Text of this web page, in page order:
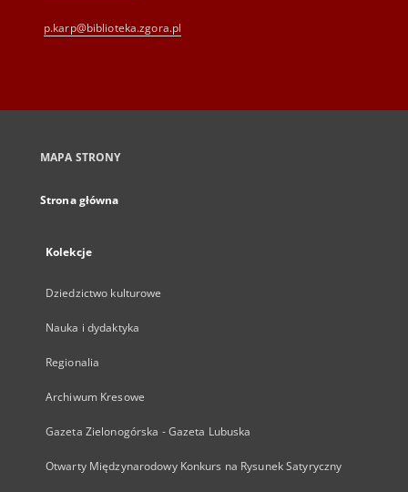
p.karp@biblioteka.zgora.pl
MAPA STRONY
Strona główna
Kolekcje
Dziedzictwo kulturowe
Nauka i dydaktyka
Regionalia
Archiwum Kresowe
Gazeta Zielonogórska - Gazeta Lubuska
Otwarty Międzynarodowy Konkurs na Rysunek Satyryczny